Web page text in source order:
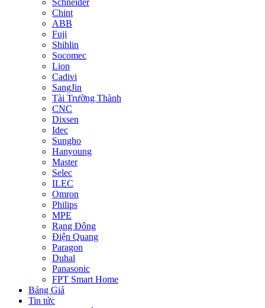
Schneider
Chint
ABB
Fuji
Shihlin
Socomec
Lion
Cadivi
SangJin
Tài Trường Thành
CNC
Dixsen
Idec
Sungho
Hanyoung
Master
Selec
ILEC
Omron
Philips
MPE
Rạng Đông
Điện Quang
Paragon
Duhal
Panasonic
FPT Smart Home
Bảng Giá
Tin tức